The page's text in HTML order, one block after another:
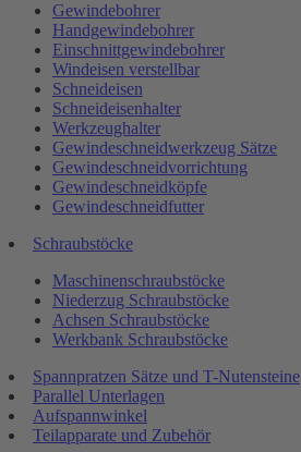
Gewindebohrer
Handgewindebohrer
Einschnittgewindebohrer
Windeisen verstellbar
Schneideisen
Schneideisenhalter
Werkzeughalter
Gewindeschneidwerkzeug Sätze
Gewindeschneidvorrichtung
Gewindeschneidköpfe
Gewindeschneidfutter
Schraubstöcke
Maschinenschraubstöcke
Niederzug Schraubstöcke
Achsen Schraubstöcke
Werkbank Schraubstöcke
Spannpratzen Sätze und T-Nutensteine
Parallel Unterlagen
Aufspannwinkel
Teilapparate und Zubehör